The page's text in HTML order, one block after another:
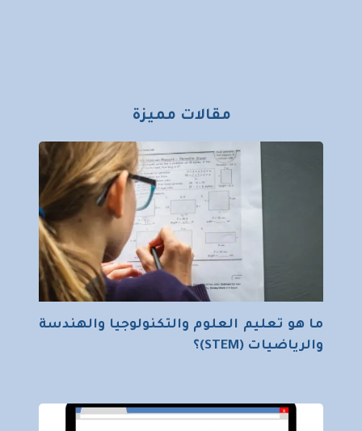
مقالات مميزة
ما هو تعليم العلوم والتكنولوجيا والهندسة
والرياضيات (STEM)؟